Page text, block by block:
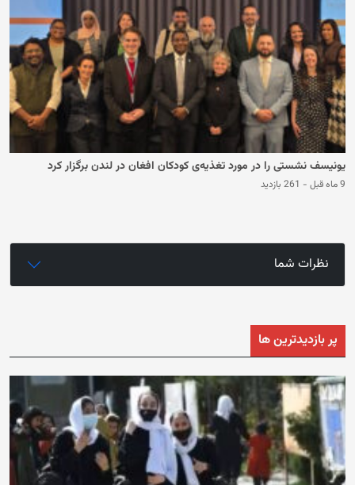
یونیسف نشستی را در مورد تغذیه‌ی کودکان افغان در لندن برگزار کرد
9 ماه قبل - 261 بازدید
نظرات شما
پر بازدیدترین ها